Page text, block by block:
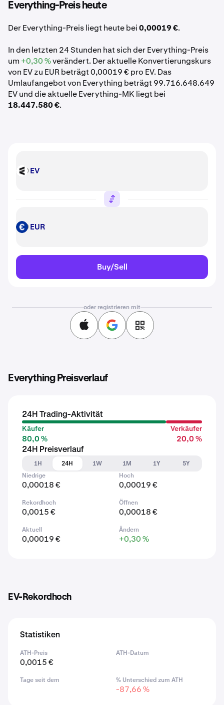
Everything-Preis heute
Der Everything-Preis liegt heute bei0,00019 €.
In den letzten 24 Stunden hat sich der Everything-Preis
um +0,30 %verändert. Der aktuelle Konvertierungskurs
von EV zu EUR beträgt 0,00019 € pro EV. Das
Umlaufangebot von Everything beträgt 99.716.648.649
EV und die aktuelle Everything-MK liegt bei
18.447.580 €.
EV EV
EUR EUR
Buy/Sell
oder registrieren mit
Everything Preisverlauf
24H Trading-Aktivität
Käufer
80,0 %
Verkäufer
20,0 %
24H Preisverlauf
1H
24H 1W 1M 1Y
5Y
Niedrige
0,00018 €
Hoch
0,00019 €
Rekordhoch
0,0015 €
Öffnen
0,00018 €
Aktuell
0,00019 €
Ändern
+0,30 %
EV-Rekordhoch
Statistiken
ATH-Preis
0,0015 €
ATH-Datum
Tage seit dem % Unterschied zum ATH
-87,66 %